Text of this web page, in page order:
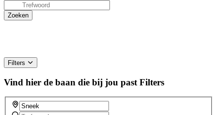
Filters
Vind hier de baan die bij jou past Filters